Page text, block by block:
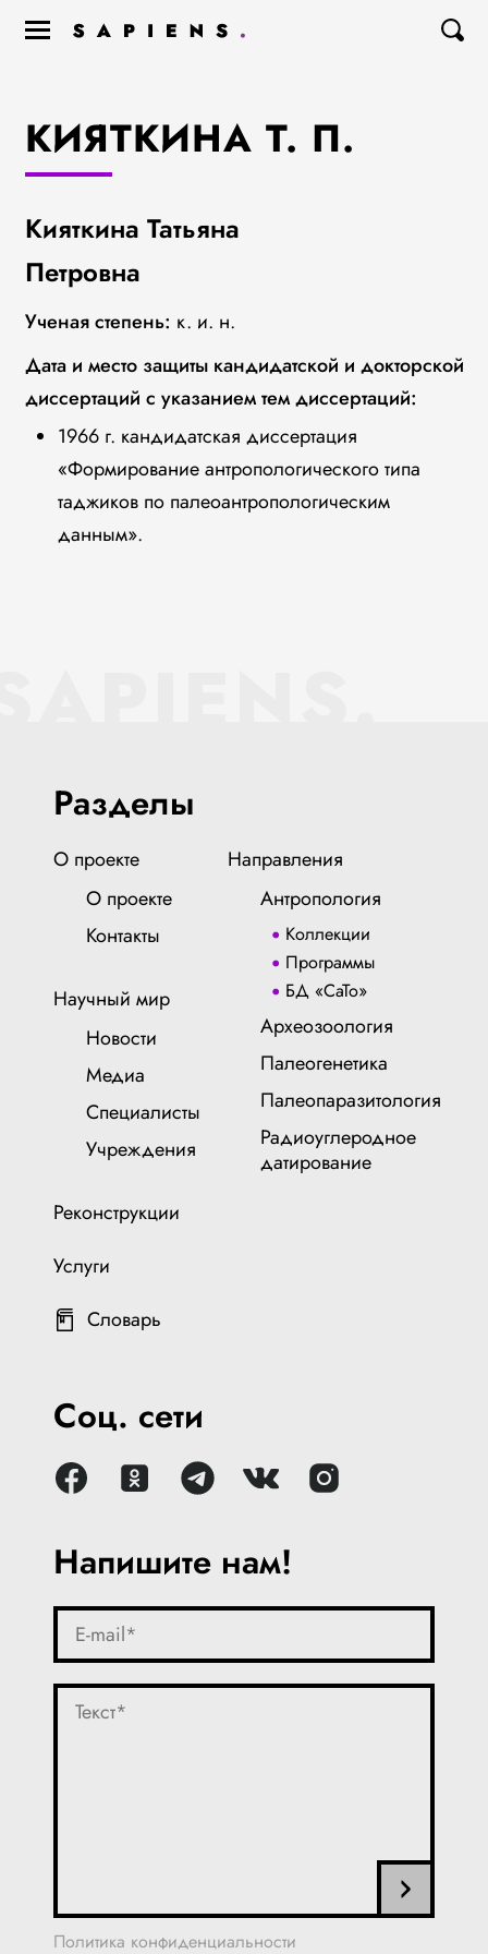
КИЯТКИНА Т. П.
Кияткина Татьяна
Петровна
Ученая степень: к. и. н.
Дата и место защиты кандидатской и докторской
диссертаций с указанием тем диссертаций:
1966 г. кандидатская диссертация
«Формирование антропологического типа
таджиков по палеоантропологическим
данным».
Напишите нам!
Политика конфиденциальности
Разделы
О проекте
О проекте
Контакты
Научный мир
Новости
Медиа
Специалисты
Учреждения
Реконструкции
Услуги
Словарь
Направления
Антропология
Коллекции
Программы
БД «СаТо»
Археозоология
Палеогенетика
Палеопаразитология
Радиоуглеродное
датирование
Соц. сети